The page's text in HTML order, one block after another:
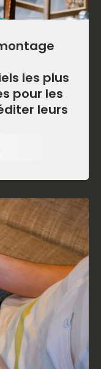
les plus
pour les
leurs